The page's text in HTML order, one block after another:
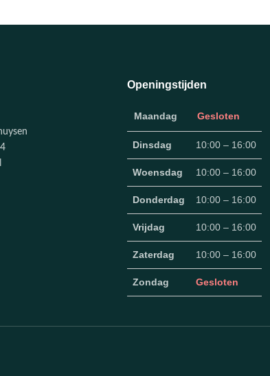
Openingstijden
Maandag Gesloten
Dinsdag 10:00 – 16:00
Woensdag 10:00 – 16:00
Donderdag 10:00 – 16:00
Vrijdag 10:00 – 16:00
Zaterdag 10:00 – 16:00
Zondag Gesloten